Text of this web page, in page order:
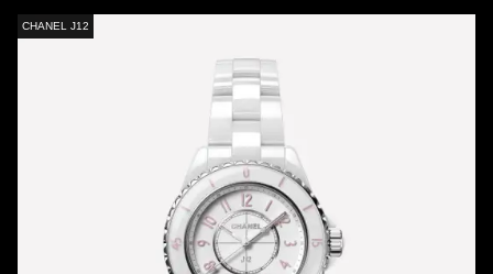
CHANEL J12